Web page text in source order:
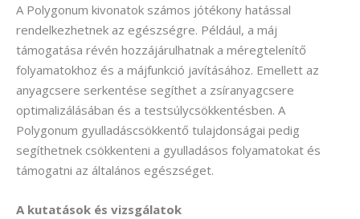
A Polygonum kivonatok számos jótékony hatással
rendelkezhetnek az egészségre. Például, a máj
támogatása révén hozzájárulhatnak a méregtelenítő
folyamatokhoz és a májfunkció javításához. Emellett az
anyagcsere serkentése segíthet a zsíranyagcsere
optimalizálásában és a testsúlycsökkentésben. A
Polygonum gyulladáscsökkentő tulajdonságai pedig
segíthetnek csökkenteni a gyulladásos folyamatokat és
támogatni az általános egészséget.
A kutatások és vizsgálatok